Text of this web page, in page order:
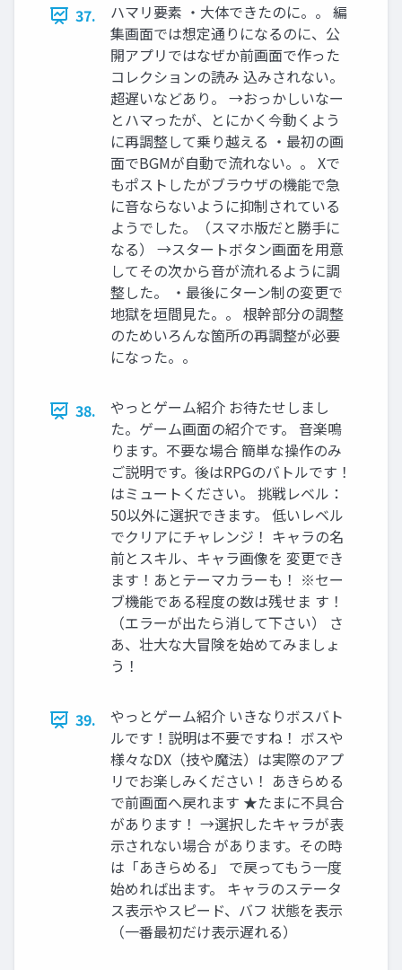
37.
ハマリ要素 ・大体できたのに。。 編
集画面では想定通りになるのに、公
開アプリではなぜか前画面で作った
コレクションの読み 込みされない。
超遅いなどあり。 →おっかしいなー
とハマったが、とにかく今動くよう
に再調整して乗り越える ・最初の画
面でBGMが自動で流れない。。 Xで
もポストしたがブラウザの機能で急
に音ならないように抑制されている
ようでした。（スマホ版だと勝手に
なる） →スタートボタン画面を用意
してその次から音が流れるように調
整した。 ・最後にターン制の変更で
地獄を垣間見た。。 根幹部分の調整
のためいろんな箇所の再調整が必要
になった。。
38.
やっとゲーム紹介 お待たせしまし
た。ゲーム画面の紹介です。 音楽鳴
ります。不要な場合 簡単な操作のみ
ご説明です。後はRPGのバトルです！
はミュートください。 挑戦レベル：
50以外に選択できます。 低いレベル
でクリアにチャレンジ！ キャラの名
前とスキル、キャラ画像を 変更でき
ます！あとテーマカラーも！ ※セー
ブ機能である程度の数は残せま す！
（エラーが出たら消して下さい） さ
あ、壮大な大冒険を始めてみましょ
う！
39.
やっとゲーム紹介 いきなりボスバト
ルです！説明は不要ですね！ ボスや
様々なDX（技や魔法）は実際のアプ
リでお楽しみください！ あきらめる
で前画面へ戻れます ★たまに不具合
があります！ →選択したキャラが表
示されない場合 があります。その時
は「あきらめる」 で戻ってもう一度
始めれば出ます。 キャラのステータ
ス表示やスピード、バフ 状態を表示
（一番最初だけ表示遅れる）